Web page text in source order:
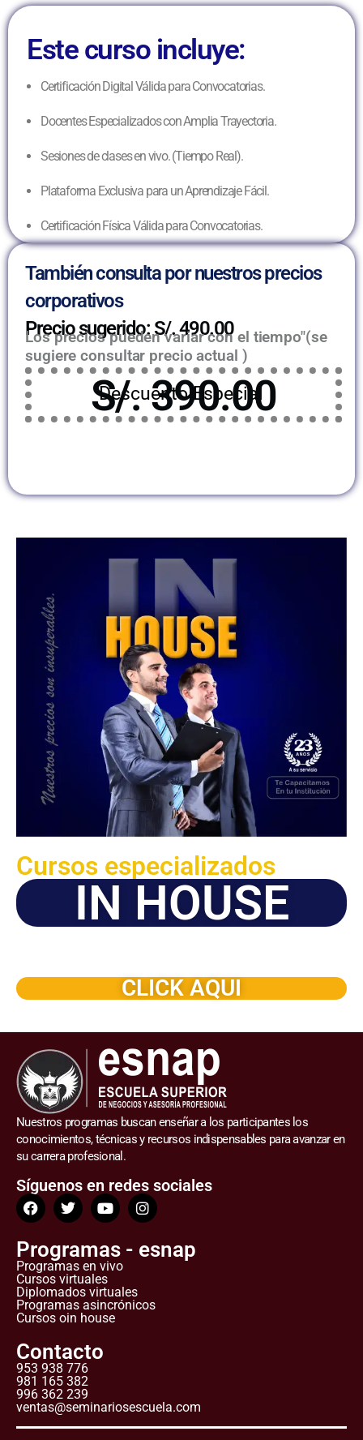
Este curso incluye:
Certificación Digital Válida para Convocatorias.
Docentes Especializados con Amplia Trayectoria.
Sesiones de clases en vivo. (Tiempo Real).
Plataforma Exclusiva para un Aprendizaje Fácil.
Certificación Física Válida para Convocatorias.
También consulta por nuestros precios
corporativos
Precio sugerido: S/. 490.00
Los precios pueden variar con el tiempo"(se
sugiere consultar precio actual )
Descuento Especial
S/. 390.00
Cursos especializados
IN HOUSE
CLICK AQUI
Nuestros programas buscan enseñar a los participantes los
conocimientos, técnicas y recursos indispensables para avanzar en
su carrera profesional.
Síguenos en redes sociales
Programas - esnap
Programas en vivo
Cursos virtuales
Diplomados virtuales
Programas asincrónicos
Cursos oin house
Contacto
953 938 776
981 165 382
996 362 239
ventas@seminariosescuela.com